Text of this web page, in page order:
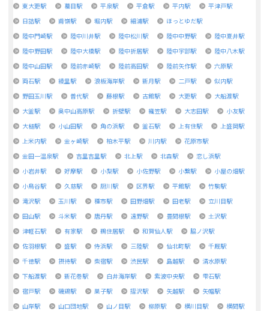
東大更駅
蟇目駅 平泉駅 平倉駅 平内駅
平津戸駅
日詰駅
甫嶺駅 堀内駅 細浦駅
ほっとゆだ駅
陸中門崎駅
陸中川井駅 陸中松川駅 陸中中野駅
陸中夏井駅
陸中野田駅
陸中大橋駅 陸中折居駅 陸中宇部駅
陸中八木駅
陸中山田駅
陸前赤崎駅 陸前高田駅 陸前矢作駅
六原駅
両石駅
綾里駅 浪板海岸駅 新月駅 二戸駅
似内駅
野田玉川駅
普代駅 藤根駅 古館駅 大更駅
大船渡駅
大釜駅
奥中山高原駅 折壁駅 織笠駅 大志田駅
小友駅
大槌駅
小山田駅 角の浜駅 釜石駅 上有住駅
上盛岡駅
上米内駅
金ヶ崎駅 柏木平駅 川内駅
花原市駅
金田一温泉駅
吉里吉里駅 北上駅 北森駅
恋し浜駅
小岩井駅
好摩駅 小梨駅 小佐野駅 小繋駅
小屋の畑駅
小鳥谷駅
久慈駅 厨川駅 区界駅 平館駅
竹駒駅
滝沢駅
玉川駅 種市駅 田野畑駅 田老駅
立川目駅
田山駅
斗米駅 唐丹駅 遠野駅 豊間根駅
土沢駅
津軽石駅
有家駅 鵜住居駅 和賀仙人駅
脇ノ沢駅
佐羽根駅
盛駅 侍浜駅 三陸駅 仙北町駅
千厩駅
千徳駅
摂待駅 柴宿駅 渋民駅 島越駅
清水原駅
下船渡駅
新花巻駅 白井海岸駅 紫波中央駅
雫石駅
宿戸駅
磯鶏駅 巣子駅 摺沢駅 矢越駅
矢幅駅
山岸駅
山口団地駅 山ノ目駅 柳原駅 横川目駅
横間駅